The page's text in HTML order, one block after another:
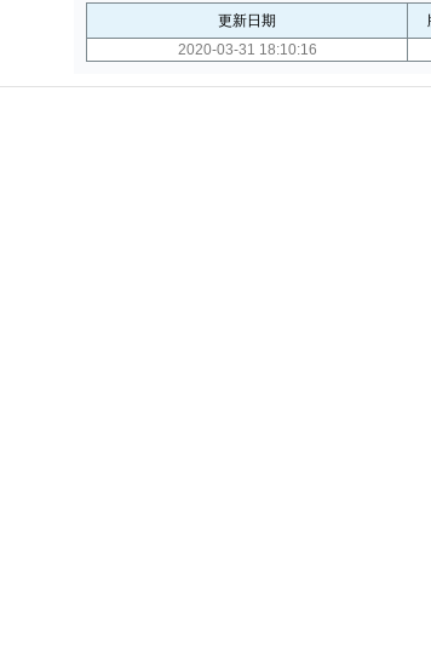
更新日期
2020-03-31 18:10:16